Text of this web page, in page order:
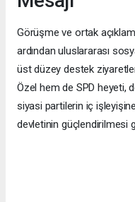
Görüşme ve ortak
ardından uluslararası
üst düzey destek
Özel hem de SPD heyeti,
siyasi partilerin iç
devletinin güçlendirilmesi